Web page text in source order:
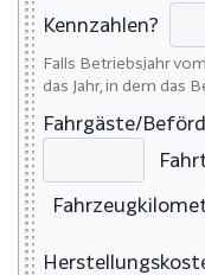
Kennzahlen?
Falls Betriebsjahr
das Jahr, in dem das
Fahrgäste/